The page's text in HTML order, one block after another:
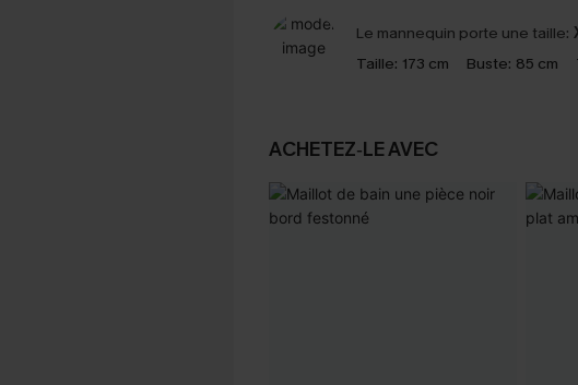
Le mannequin porte une taille:
Taille: 173 cm Buste: 85 cm
ACHETEZ‑LE AVEC